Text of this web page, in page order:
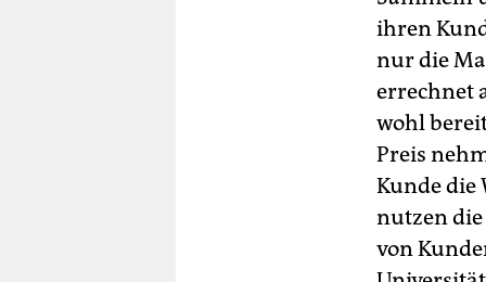
ihren
nur die
errechnet
wohl
Preis
Kunde die
nutzen
von